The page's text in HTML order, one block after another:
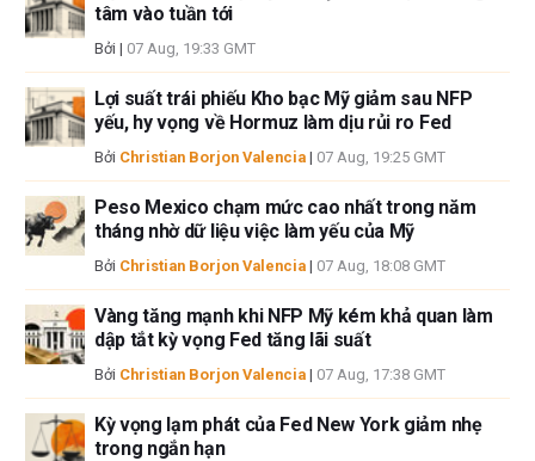
nào được đề cập. Tác giả không nhận được tiền công cho việc viết bài
này, ngoài từ FXStreet.
giả không cam đoan về tính chính xác, đầy đủ hoặc phù hợp của thông
tin này. FXStreet và tác giả sẽ không chịu trách nhiệm về bất kỳ sai sót,
thiếu sót hoặc bất kỳ tổn thất, thương tích hoặc thiệt hại nào phát sinh từ
thông tin này và việc hiển thị hoặc sử dụng thông tin này. Ngoại trừ các
lỗi và thiếu sót.
Tác giả và FXStreet không phải là các cố vấn đầu tư đã đăng ký và không
có nội dung nào trong bài viết này nhằm mục đích tư vấn đầu tư.
tâm vào tuần tới
Bởi | 07 Aug, 19:33 GMT
Lợi suất trái phiếu Kho bạc Mỹ giảm sau NFP
yếu, hy vọng về Hormuz làm dịu rủi ro Fed
Bởi Christian Borjon Valencia | 07 Aug, 19:25 GMT
Peso Mexico chạm mức cao nhất trong năm
tháng nhờ dữ liệu việc làm yếu của Mỹ
Bởi Christian Borjon Valencia | 07 Aug, 18:08 GMT
Vàng tăng mạnh khi NFP Mỹ kém khả quan làm
dập tắt kỳ vọng Fed tăng lãi suất
Bởi Christian Borjon Valencia | 07 Aug, 17:38 GMT
Kỳ vọng lạm phát của Fed New York giảm nhẹ
trong ngắn hạn